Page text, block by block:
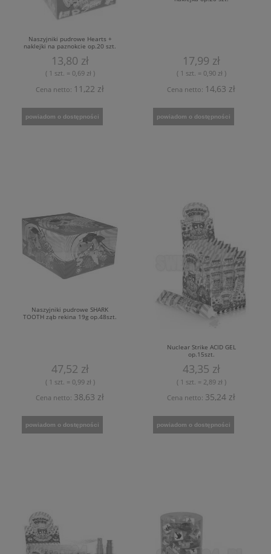
Naszyjniki pudrowe Hearts +
naklejki na paznokcie op.20 szt.
13,80 zł
( 1 szt. = 0,69 zł )
Cena netto: 11,22 zł
powiadom o dostępności
17,99 zł
( 1 szt. = 0,90 zł )
Cena netto: 14,63 zł
powiadom o dostępności
Naszyjniki pudrowe SHARK
TOOTH ząb rekina 19g op.48szt.
47,52 zł
( 1 szt. = 0,99 zł )
Cena netto: 38,63 zł
powiadom o dostępności
Nuclear Strike ACID GEL
op.15szt.
43,35 zł
( 1 szt. = 2,89 zł )
Cena netto: 35,24 zł
powiadom o dostępności